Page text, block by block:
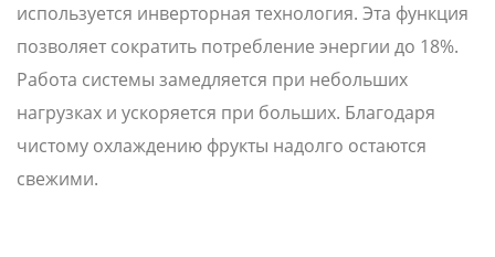
используется инверторная технология. Эта функция
позволяет сократить потребление энергии до 18%.
Работа системы замедляется при небольших
нагрузках и ускоряется при больших. Благодаря
чистому охлаждению фрукты надолго остаются
свежими.